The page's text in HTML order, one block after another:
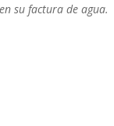
su factura de agua.